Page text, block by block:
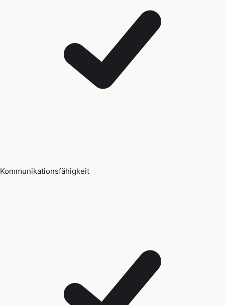
Kommunikationsfähigkeit